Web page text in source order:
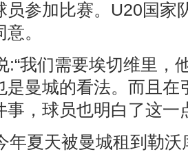
员参加比赛。U20国家
。
:“我们需要埃切维里，
是曼城的看法。而且在
事，球员也明白了这一
年夏天被曼城租到勒